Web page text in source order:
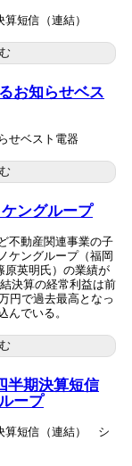
算短信（連結）
お知らせベス
せベスト電器
ングループ
不動産関連事業の子
ケングループ（福岡
原英明氏）の業績が
決算の経常利益は前
円で過去最高となっ
んでいる。
期決算短信
ープ
算短信（連結） シ